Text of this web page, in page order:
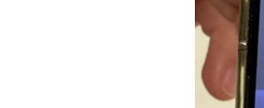
BAUAUSFÜHRUNG